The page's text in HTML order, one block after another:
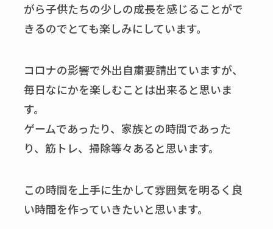
がら子供たちの少しの成長を感じることがで
きるのでとても楽しみにしています。
コロナの影響で外出自粛要請出ていますが、
毎日なにかを楽しむことは出来ると思いま
す。
ゲームであったり、家族との時間であった
り、筋トレ、掃除等々あると思います。
この時間を上手に生かして雰囲気を明るく良
い時間を作っていきたいと思います。